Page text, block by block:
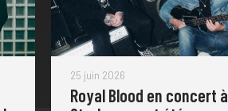
25 juin 2026
Royal Blood en concert à